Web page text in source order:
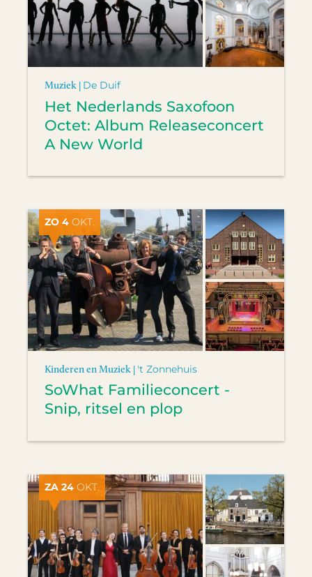
Muziek | De Duif
Het Nederlands Saxofoon
Octet: Album Releaseconcert
A New World
ZO 4 OKT.
Kinderen en Muziek | 't Zonnehuis
SoWhat Familieconcert -
Snip, ritsel en plop
ZA 24 OKT.